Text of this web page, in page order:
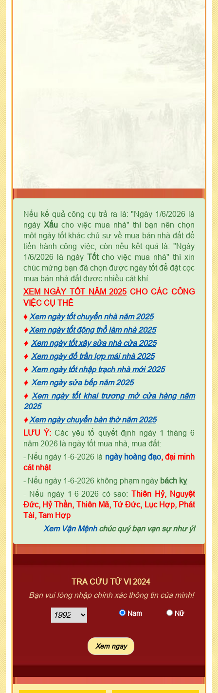
Nếu kế quả công cụ trả ra là: "Ngày 1/6/2026 là
ngày Xấu cho việc mua nhà" thì bạn nên chọn
một ngày tốt khác chủ sự về mua bán nhà đất để
tiến hành công việc, còn nếu kết quả là: "Ngày
1/6/2026 là ngày Tốtcho việc mua nhà" thì xin
chúc mừng bạn đã chọn được ngày tốt để đặt cọc
mua bán nhà đất được nhiều cát khí.
XEM NGÀY TỐT NĂM 2025 CHO CÁC CÔNG
VIỆC CỤ THỂ
♦ Xem ngày tốt chuyển nhà năm 2025
♦ Xem ngày tốt động thổ làm nhà 2025
♦ Xem ngày tốt xây sửa nhà cửa 2025
♦ Xem ngày đổ trần lợp mái nhà 2025
♦ Xem ngày tốt nhập trạch nhà mới 2025
♦ Xem ngày sửa bếp năm 2025
♦ Xem ngày tốt khai trương mở cửa hàng năm
2025
♦ Xem ngày chuyển bàn thờ năm 2025
LƯU Ý: Các yêu tố quyết định ngày 1 tháng 6
năm 2026 là ngày tốt mua nhà, mua đất:
- Nếu ngày 1-6-2026 là ngày hoàng đạo, đại minh
cát nhật
- Nếu ngày 1-6-2026 không phạm ngày bách kỵ
- Nếu ngày 1-6-2026 có sao:Thiên Hỷ, Nguyệt
Đức, Hỷ Thần, Thiên Mã, Tứ Đức, Lục Hợp, Phát
Tài, Tam Hợp
Xem Vận Mệnhchúc quý bạn vạn sự như ý!
TRA CỨU TỬ VI 2024
Bạn vui lòng nhập chính xác thông tin của mình!
Nam Nữ